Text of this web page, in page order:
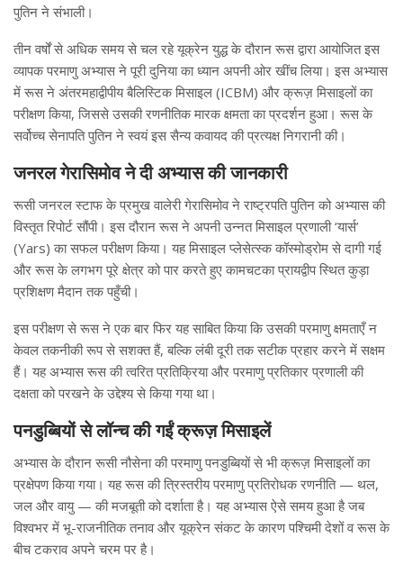
पुतिन ने संभाली।
तीन वर्षों से अधिक समय से चल रहे यूक्रेन युद्ध के दौरान रूस द्वारा आयोजित इस
व्यापक परमाणु अभ्यास ने पूरी दुनिया का ध्यान अपनी ओर खींच लिया। इस अभ्यास
में रूस ने अंतरमहाद्वीपीय बैलिस्टिक मिसाइल (ICBM) और क्रूज़ मिसाइलों का
परीक्षण किया, जिससे उसकी रणनीतिक मारक क्षमता का प्रदर्शन हुआ। रूस के
सर्वोच्च सेनापति पुतिन ने स्वयं इस सैन्य कवायद की प्रत्यक्ष निगरानी की।
जनरल गेरासिमोव ने दी अभ्यास की जानकारी
रूसी जनरल स्टाफ के प्रमुख वालेरी गेरासिमोव ने राष्ट्रपति पुतिन को अभ्यास की
विस्तृत रिपोर्ट सौंपी। इस दौरान रूस ने अपनी उन्नत मिसाइल प्रणाली ‘यार्स’
(Yars) का सफल परीक्षण किया। यह मिसाइल प्लेसेत्स्क कॉस्मोड्रोम से दागी गई
और रूस के लगभग पूरे क्षेत्र को पार करते हुए कामचटका प्रायद्वीप स्थित कुड़ा
प्रशिक्षण मैदान तक पहुँची।
इस परीक्षण से रूस ने एक बार फिर यह साबित किया कि उसकी परमाणु क्षमताएँ न
केवल तकनीकी रूप से सशक्त हैं, बल्कि लंबी दूरी तक सटीक प्रहार करने में सक्षम
हैं। यह अभ्यास रूस की त्वरित प्रतिक्रिया और परमाणु प्रतिकार प्रणाली की
दक्षता को परखने के उद्देश्य से किया गया था।
पनडुब्बियों से लॉन्च की गईं क्रूज़ मिसाइलें
अभ्यास के दौरान रूसी नौसेना की परमाणु पनडुब्बियों से भी क्रूज़ मिसाइलों का
प्रक्षेपण किया गया। यह रूस की त्रिस्तरीय परमाणु प्रतिरोधक रणनीति — थल,
जल और वायु — की मजबूती को दर्शाता है। यह अभ्यास ऐसे समय हुआ है जब
विश्वभर में भू-राजनीतिक तनाव और यूक्रेन संकट के कारण पश्चिमी देशों व रूस के
बीच टकराव अपने चरम पर है।